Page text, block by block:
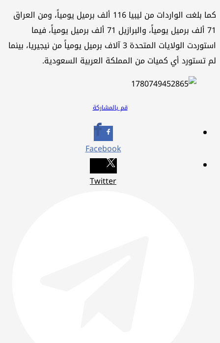
كما بلغت الواردات من ليبيا 116 ألف برميل يومياً، ومن العراق
71 ألف برميل يومياً، والبرازيل 71 ألف برميل يومياً، فيما
استوردت الولايات المتحدة 3 آلاف برميل يومياً من نيجيريا، بينما
تستورد أي كميات من المملكة العربية السعودية.
قم بالمشاركة
Facebook
Twitter